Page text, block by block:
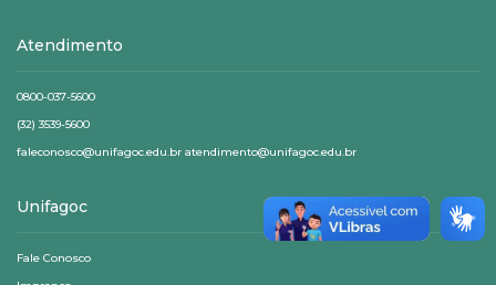
Atendimento
0800-037-5600
(32) 3539-5600
faleconosco@unifagoc.edu.br atendimento@unifagoc.edu.br
Unifagoc
Fale Conosco